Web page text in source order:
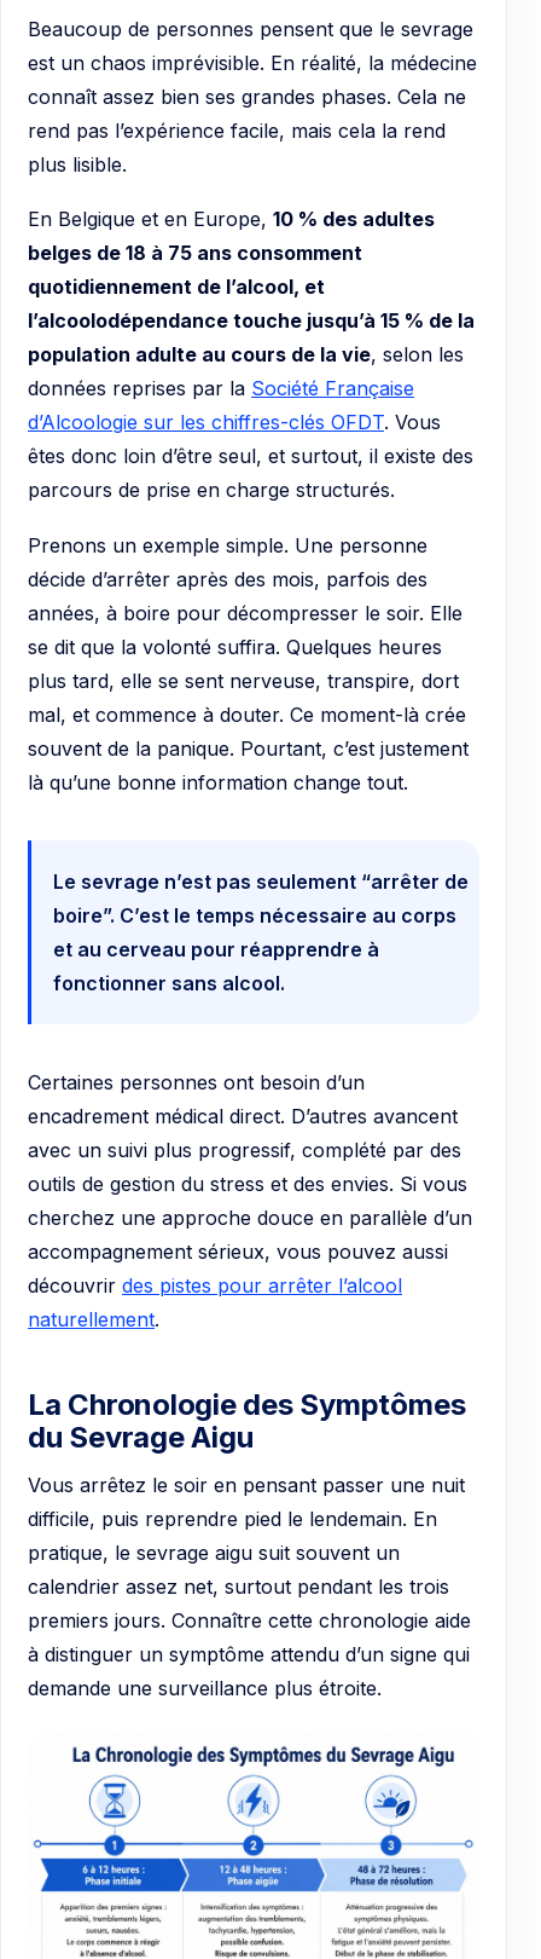
Beaucoup de personnes pensent que le sevrage
est un chaos imprévisible. En réalité, la médecine
connaît assez bien ses grandes phases. Cela ne
rend pas l’expérience facile, mais cela la rend
plus lisible.
En Belgique et en Europe, 10 % des adultes
belges de 18 à 75 ans consomment
quotidiennement de l’alcool, et
l’alcoolodépendance touche jusqu’à 15 % de la
population adulte au cours de la vie, selon les
données reprises par la Société Française
d’Alcoologie sur les chiffres-clés OFDT. Vous
êtes donc loin d’être seul, et surtout, il existe des
parcours de prise en charge structurés.
Prenons un exemple simple. Une personne
décide d’arrêter après des mois, parfois des
années, à boire pour décompresser le soir. Elle
se dit que la volonté suffira. Quelques heures
plus tard, elle se sent nerveuse, transpire, dort
mal, et commence à douter. Ce moment-là crée
souvent de la panique. Pourtant, c’est justement
là qu’une bonne information change tout.
Le sevrage n’est pas seulement “arrêter de
boire”. C’est le temps nécessaire au corps
et au cerveau pour réapprendre à
fonctionner sans alcool.
Certaines personnes ont besoin d’un
encadrement médical direct. D’autres avancent
avec un suivi plus progressif, complété par des
outils de gestion du stress et des envies. Si vous
cherchez une approche douce en parallèle d’un
accompagnement sérieux, vous pouvez aussi
découvrir des pistes pour arrêter l’alcool
naturellement.
La Chronologie des Symptômes
du Sevrage Aigu
Vous arrêtez le soir en pensant passer une nuit
difficile, puis reprendre pied le lendemain. En
pratique, le sevrage aigu suit souvent un
calendrier assez net, surtout pendant les trois
premiers jours. Connaître cette chronologie aide
à distinguer un symptôme attendu d’un signe qui
demande une surveillance plus étroite.